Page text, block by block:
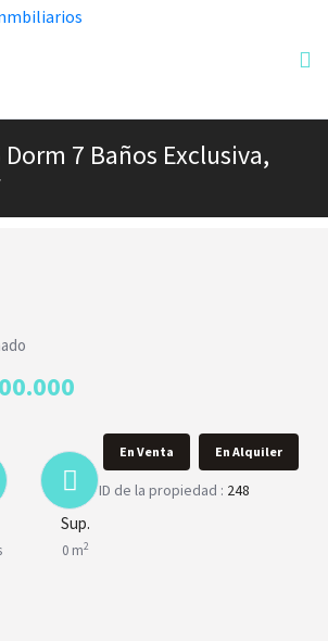
Dorm 7 Baños Exclusiva,
Sup.
0 m2
En Venta En Alquiler
ID de la propiedad : 248